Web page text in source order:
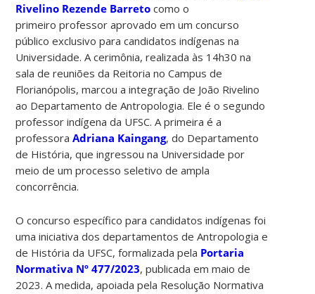
Rivelino Rezende Barreto como o
primeiro professor aprovado em um concurso
público exclusivo para candidatos indígenas na
Universidade. A cerimônia, realizada às 14h30 na
sala de reuniões da Reitoria no Campus de
Florianópolis, marcou a integração de João Rivelino
ao Departamento de Antropologia. Ele é o segundo
professor indígena da UFSC. A primeira é a
professoraAdriana Kaingang, do Departamento
de História, que ingressou na Universidade por
meio de um processo seletivo de ampla
concorrência.
O concurso específico para candidatos indígenas foi
uma iniciativa dos departamentos de Antropologia e
de História da UFSC, formalizada pela Portaria
Normativa Nº 477/2023, publicada em maio de
2023. A medida, apoiada pela Resolução Normativa